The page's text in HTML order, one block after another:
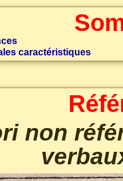
caractéristiques
non